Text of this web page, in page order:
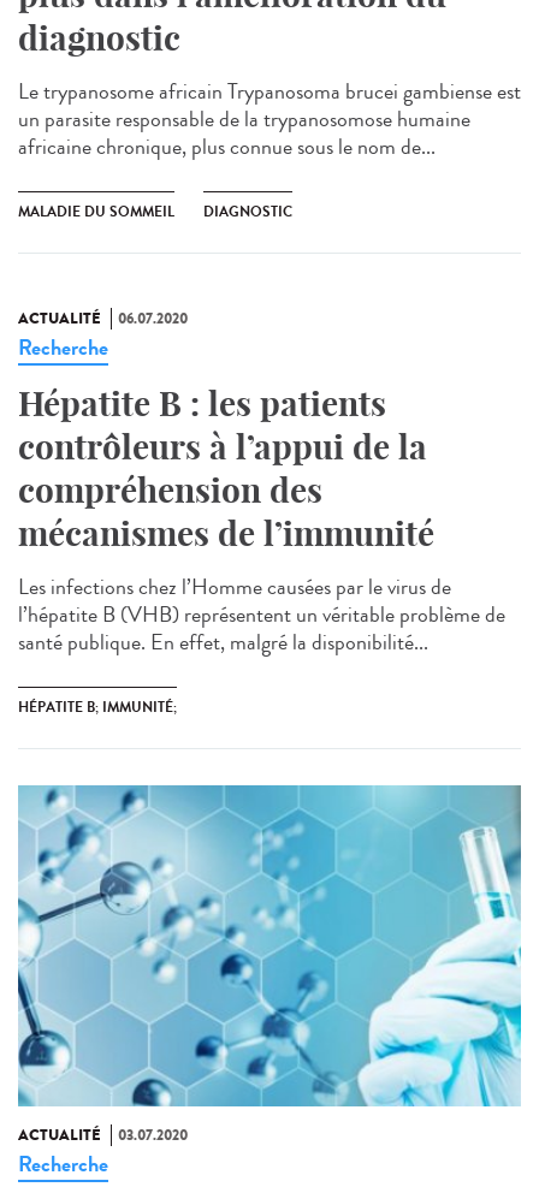
diagnostic
Le trypanosome africain Trypanosoma brucei gambiense est
un parasite responsable de la trypanosomose humaine
africaine chronique, plus connue sous le nom de...
MALADIE DU SOMMEIL DIAGNOSTIC
ACTUALITÉ 06.07.2020
Recherche
Hépatite B : les patients
contrôleurs à l’appui de la
compréhension des
mécanismes de l’immunité
Les infections chez l’Homme causées par le virus de
l’hépatite B (VHB) représentent un véritable problème de
santé publique. En effet, malgré la disponibilité...
HÉPATITE B; IMMUNITÉ;
ACTUALITÉ 03.07.2020
Recherche